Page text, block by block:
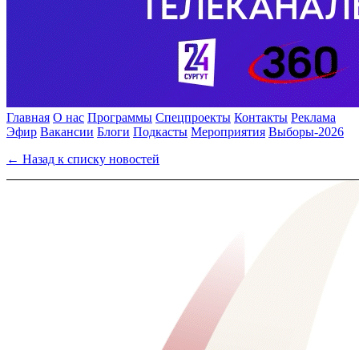
Главная О нас Программы Спецпроекты Контакты Реклама
Эфир Вакансии Блоги Подкасты Мероприятия Выборы-2026
← Назад к списку новостей